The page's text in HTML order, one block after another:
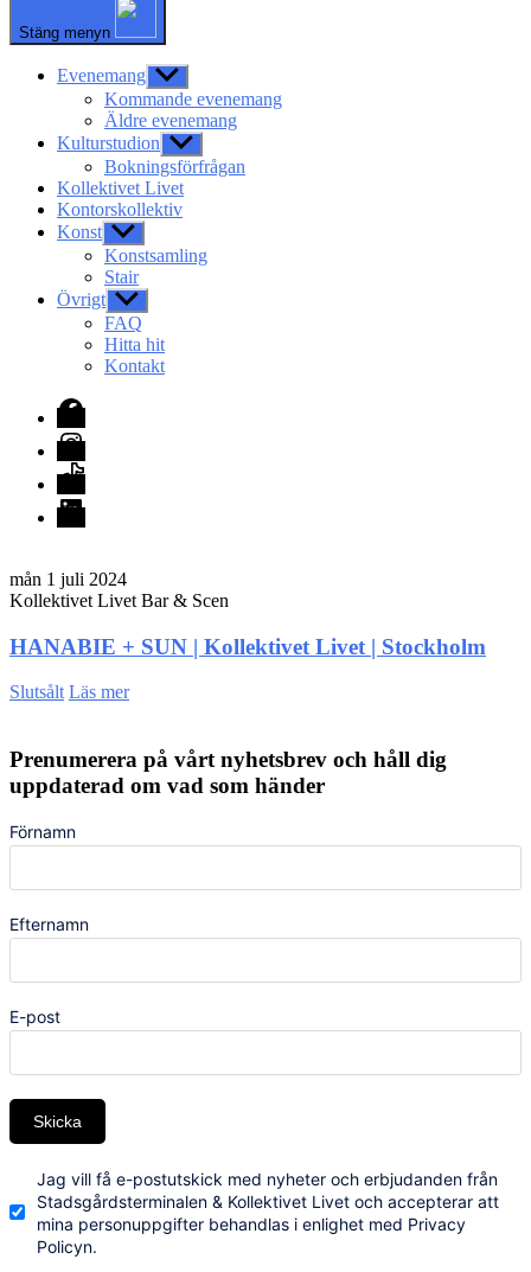
Stäng menyn
Evenemang Visa
undermeny
Kommande evenemang
Äldre evenemang
Kulturstudion Visa
undermeny
Bokningsförfrågan
Kollektivet Livet
Kontorskollektiv
Konst Visa
undermeny
Konstsamling
Stair
Övrigt Visa
undermeny
FAQ
Hitta hit
Kontakt
Facebook
Instagram
TikTok
LinkedIn
mån 1 juli 2024
Kollektivet Livet Bar & Scen
HANABIE + SUN | Kollektivet Livet | Stockholm
Slutsålt Läs mer
Prenumerera på vårt nyhetsbrev och håll dig
uppdaterad om vad som händer
Förnamn
Efternamn
E-post
Skicka
Jag vill få e-postutskick med nyheter och erbjudanden från
Stadsgårdsterminalen & Kollektivet Livet och accepterar att
mina personuppgifter behandlas i enlighet med Privacy
Policyn.